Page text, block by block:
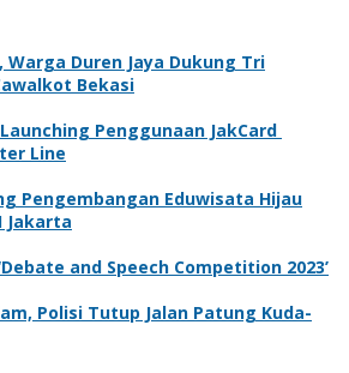
Warga Duren Jaya Dukung Tri
Bekasi
Launching Penggunaan JakCard
Line
Pengembangan Eduwisata Hijau
Jakarta
and Speech Competition 2023’
Polisi Tutup Jalan Patung Kuda-